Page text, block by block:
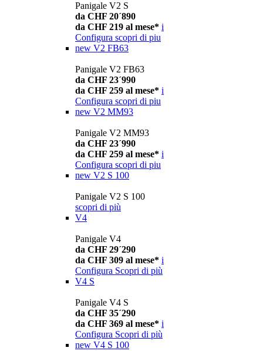
Panigale V2 S
da CHF 20´890
da CHF 219 al mese* i
Configura scopri di piu
new V2 FB63
Panigale V2 FB63
da CHF 23´990
da CHF 259 al mese* i
Configura scopri di piu
new V2 MM93
Panigale V2 MM93
da CHF 23´990
da CHF 259 al mese* i
Configura scopri di piu
new V2 S 100
Panigale V2 S 100
scopri di più
V4
Panigale V4
da CHF 29´290
da CHF 309 al mese* i
Configura Scopri di più
V4 S
Panigale V4 S
da CHF 35´290
da CHF 369 al mese* i
Configura Scopri di più
new V4 S 100